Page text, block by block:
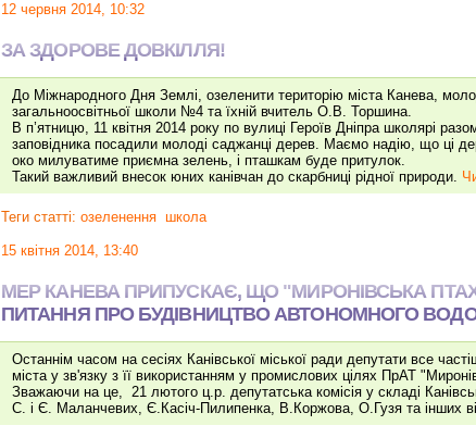
12 червня 2014, 10:32
ЗА ЗДОРОВЕ ДОВКІЛЛЯ!
До Міжнародного Дня Землі, озеленити територію міста Канева,
загальноосвітньої школи №4 та їхній вчитель О.В. Торшина.
В п’ятницю, 11 квітня 2014 року по вулиці Героїв Дніпра школярі
заповідника посадили молоді саджанці дерев. Маємо надію, що ці
око милуватиме приємна зелень, і пташкам буде притулок.
Такий важливий внесок юних канівчан до скарбниці рідної природи.
Теги статті: озеленення школа
15 квітня 2014, 13:40
МЕР КАНЕВА ПРИПУСКАЄ, ЩО "МИРОНІВСЬКА
ПИТАННЯ ПРО БУДІВНИЦТВО АВТОНОМНОГО
Останнім часом на сесіях Канівської міської ради депутати все
міста у зв'язку з її використанням у промислових цілях ПрАТ
Зважаючи на це, 21 лютого ц.р. депутатська комісія у складі
С. і Є. Маланчевих, Є.Касіч-Пилипенка, В.Коржова, О.Гузя та інших